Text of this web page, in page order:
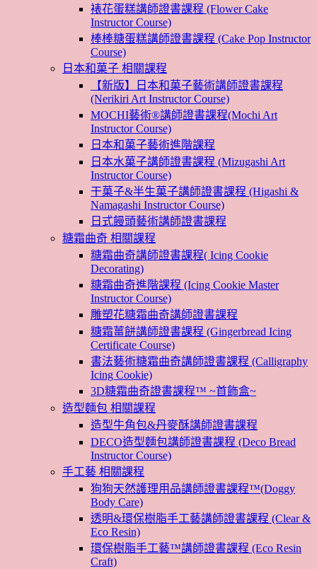
裱花蛋糕講師證書課程 (Flower Cake
Instructor Course)
棒棒糖蛋糕講師證書課程 (Cake Pop Instructor
Course)
日本和菓子 相關課程
【新版】日本和菓子藝術講師證書課程
(Nerikiri Art Instructor Course)
MOCHI藝術®講師證書課程(Mochi Art
Instructor Course)
日本和菓子藝術進階課程
日本水菓子講師證書課程 (Mizugashi Art
Instructor Course)
干菓子&半生菓子講師證書課程 (Higashi &
Namagashi Instructor Course)
日式饅頭藝術講師證書課程
糖霜曲奇 相關課程
糖霜曲奇講師證書課程( Icing Cookie
Decorating)
糖霜曲奇進階課程 (Icing Cookie Master
Instructor Course)
雕塑花糖霜曲奇講師證書課程
糖霜薑餅講師證書課程 (Gingerbread Icing
Certificate Course)
書法藝術糖霜曲奇講師證書課程 (Calligraphy
Icing Cookie)
3D糖霜曲奇證書課程™ ~首飾盒~
造型麵包 相關課程
造型牛角包&丹麥酥講師證書課程
DECO造型麵包講師證書課程 (Deco Bread
Instructor Course)
手工藝 相關課程
狗狗天然護理用品講師證書課程™(Doggy
Body Care)
透明&環保樹脂手工藝講師證書課程 (Clear &
Eco Resin)
環保樹脂手工藝™講師證書課程 (Eco Resin
Craft)